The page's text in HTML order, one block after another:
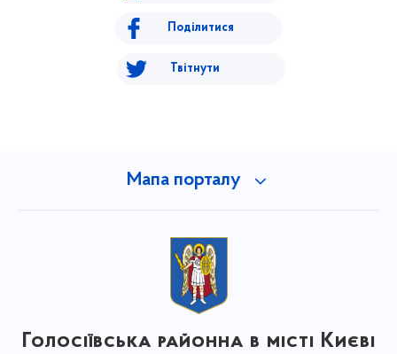
Поділитися
Твітнути
Мапа порталу
Голосіївська районна в місті Києві